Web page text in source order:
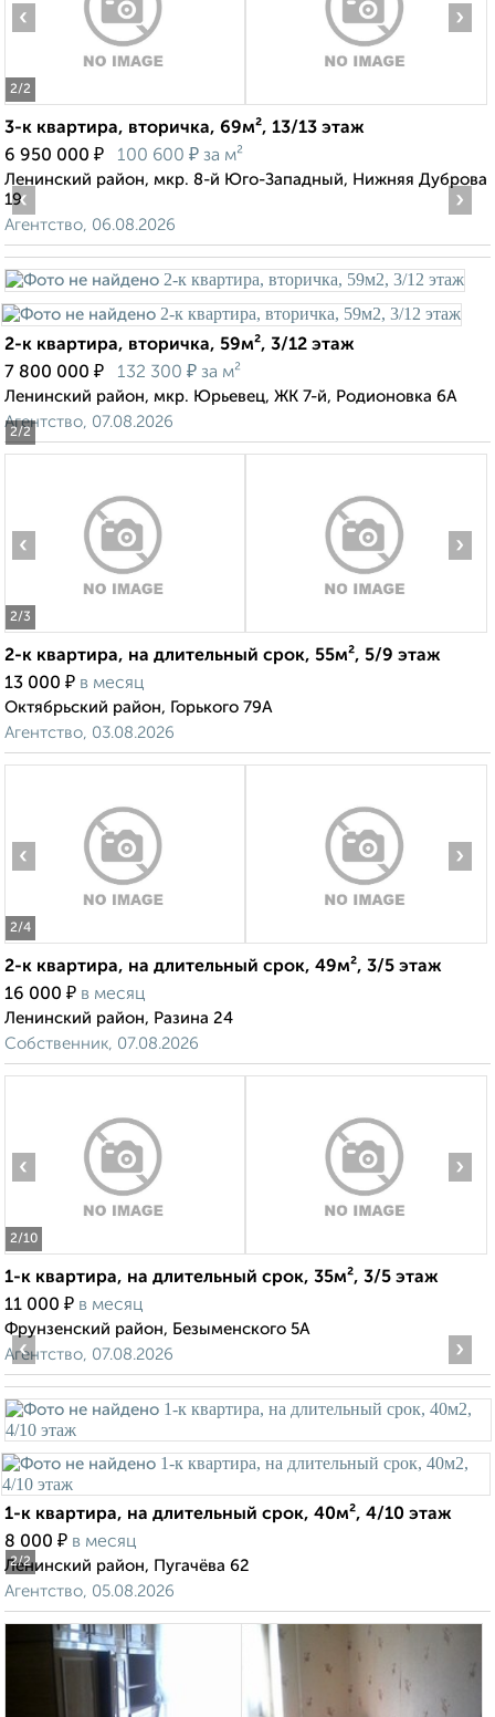
2/2
‹ ›
3-к квартира, вторичка, 69м², 13/13 этаж
6 950 000 ₽ 100 600 ₽ за м²
Ленинский район, мкр. 8-й Юго-Западный, Нижняя Дуброва
19
Агентство, 06.08.2026
2/2
‹ ›
2-к квартира, вторичка, 59м², 3/12 этаж
7 800 000 ₽ 132 300 ₽ за м²
Ленинский район, мкр. Юрьевец, ЖК 7-й, Родионовка 6А
Агентство, 07.08.2026
2/3
‹ ›
2-к квартира, на длительный срок, 55м², 5/9 этаж
13 000 ₽ в месяц
Октябрьский район, Горького 79А
Агентство, 03.08.2026
2/4
‹ ›
2-к квартира, на длительный срок, 49м², 3/5 этаж
16 000 ₽ в месяц
Ленинский район, Разина 24
Собственник, 07.08.2026
2/10
‹ ›
1-к квартира, на длительный срок, 35м², 3/5 этаж
11 000 ₽ в месяц
Фрунзенский район, Безыменского 5А
Агентство, 07.08.2026
2/2
‹ ›
1-к квартира, на длительный срок, 40м², 4/10 этаж
8 000 ₽ в месяц
Ленинский район, Пугачёва 62
Агентство, 05.08.2026